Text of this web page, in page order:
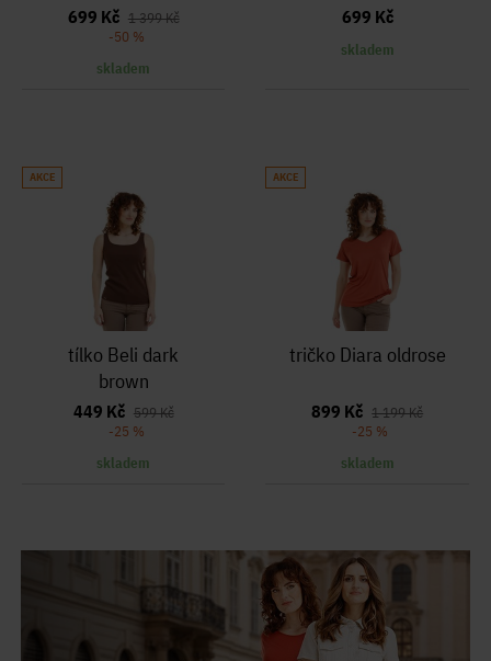
699 Kč 1 399 Kč
-50 %
skladem
699 Kč
skladem
AKCE
tílko Beli dark
brown
449 Kč 599 Kč
-25 %
skladem
AKCE
tričko Diara oldrose
899 Kč 1 199 Kč
-25 %
skladem